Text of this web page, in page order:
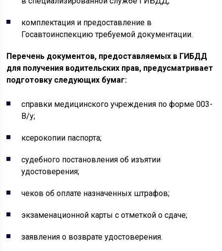
комплектация и предоставление в
Госавтоинспекцию требуемой документации.
Перечень документов, предоставляемых в ГИБДД
для получения водительских прав, предусматривает
подготовку следующих бумаг:
справки медицинского учреждения по форме 003-
В/у;
ксерокопии паспорта;
судебного постановления об изъятии
удостоверения;
чеков об оплате назначенных штрафов;
экзаменационной карты с отметкой о сдаче;
заявления о возврате удостоверения.